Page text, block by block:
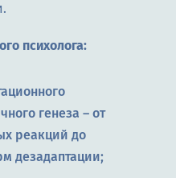
психолога:
генеза – от
реакций до
дезадаптации;